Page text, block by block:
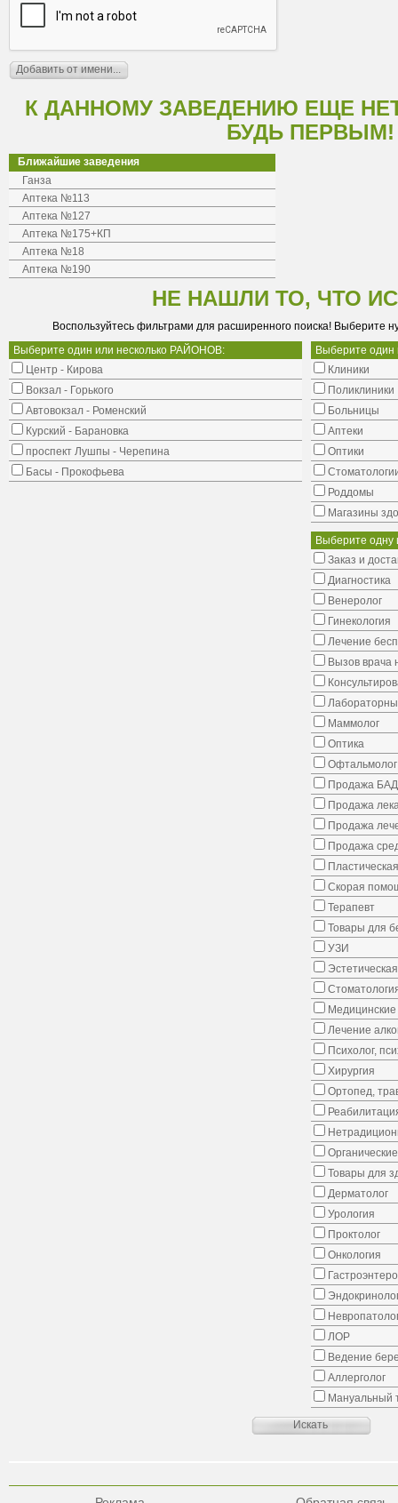
К ДАННОМУ ЗАВЕДЕНИЮ ЕЩЕ
БУДЬ ПЕРВЫМ!
Ближайшие заведения
Ганза
Аптека №113
Аптека №127
Аптека №175+КП
Аптека №18
Аптека №190
НЕ НАШЛИ ТО, ЧТО
Воспользуйтесь фильтрами для расширенного поиска! Выберите
Выберите один или несколько РАЙОНОВ:
Центр - Кирова
Вокзал - Горького
Автовокзал - Роменский
Курский - Барановка
проспект Лушпы - Черепина
Басы - Прокофьева
Выберите
Клиники
Поликлиники
Больницы
Аптеки
Оптики
Роддомы
Магазины
Выберите одну
Заказ и
Диагностика
Венеролог
Гинекология
Лечение
Вызов врача
Маммолог
Оптика
Офтальмолог
Продажа
Продажа
Продажа
Продажа
Скорая
Терапевт
Товары для
УЗИ
Медицинские
Лечение
Психолог,
Хирургия
Ортопед,
Товары для
Дерматолог
Урология
Проктолог
Онкология
ЛОР
Ведение
Аллерголог
Мануальный